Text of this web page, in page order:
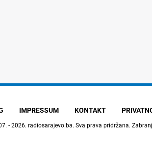
IMPRESSUM KONTAKT
- 2026. radiosarajevo.ba. Sva prava pridržana.